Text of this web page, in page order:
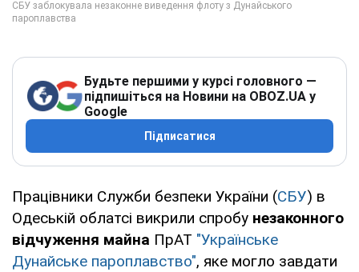
Будьте першими у курсі головного —
підпишіться на Новини на OBOZ.UA у
Google
Підписатися
Працівники Служби безпеки України (СБУ) в
Одеській облатсі викрили спробу незаконного
відчуження майна ПрАТ "Українське
Дунайське пароплавство", яке могло завдати